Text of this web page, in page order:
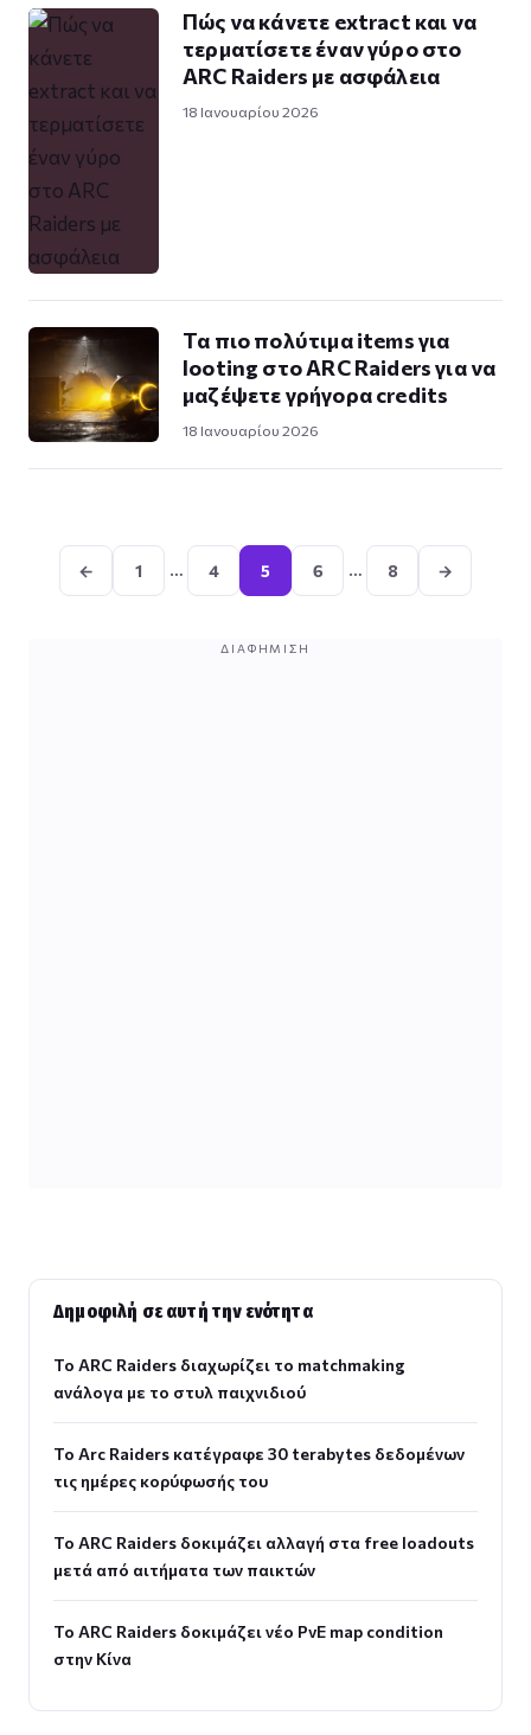
Πώς να κάνετε extract και να
τερματίσετε έναν γύρο στο
ARC Raiders με ασφάλεια
18 Ιανουαρίου 2026
Τα πιο πολύτιμα items για
looting στο ARC Raiders για να
μαζέψετε γρήγορα credits
18 Ιανουαρίου 2026
άρθρων
← 1 … 4 5 6 … 8 →
ΔΙΑΦΉΜΙΣΗ
Δημοφιλή σε αυτή την ενότητα
Το ARC Raiders διαχωρίζει το matchmaking
ανάλογα με το στυλ παιχνιδιού
Το Arc Raiders κατέγραφε 30 terabytes δεδομένων
τις ημέρες κορύφωσής του
Το ARC Raiders δοκιμάζει αλλαγή στα free loadouts
μετά από αιτήματα των παικτών
Το ARC Raiders δοκιμάζει νέο PvE map condition
στην Κίνα